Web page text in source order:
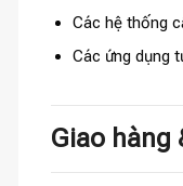
Các hệ thống
Các ứng dụng
Giao hàng